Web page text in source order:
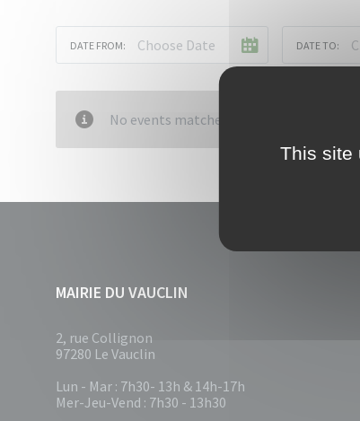
DATE FROM: DATE TO:
No events matched your criteria
MAIRIE DU VAUCLIN
2, rue Collignon
97280 Le Vauclin
Lun - Mar : 7h30- 13h & 14h-17h
Mer-Jeu-Vend : 7h30 - 13h30
This site